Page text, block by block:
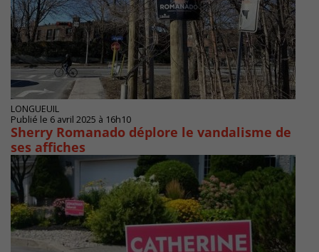
LONGUEUIL
Publié le 6 avril 2025 à 16h10
Sherry Romanado déplore le vandalisme de
ses affiches